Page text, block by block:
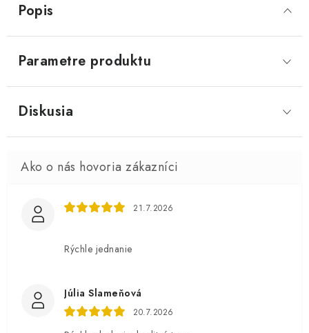
Popis
Parametre produktu
Diskusia
21.7.2026
Rýchle jednanie
Júlia Slameňová
20.7.2026